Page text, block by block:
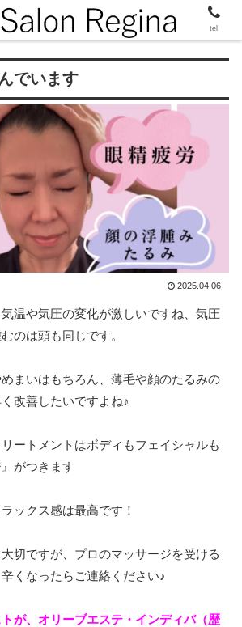
でいます
2025.04.06
温や気圧の変化が激しいですね、気圧
のは頭も同じです。
まいはもちろん、薄毛や顔のたるみの
改善したいですよね♪
ートメントはボディもフェイシャルも
』がつきます
ックス感は最高です！
切ですが、プロのマッサージを受ける
くなったらご連絡ください♪
が、オリーブエステ・インディバ（歴
tel